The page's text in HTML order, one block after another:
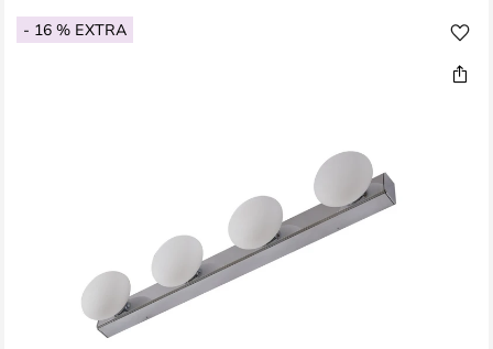
- 16 % EXTRA
Vai
alla